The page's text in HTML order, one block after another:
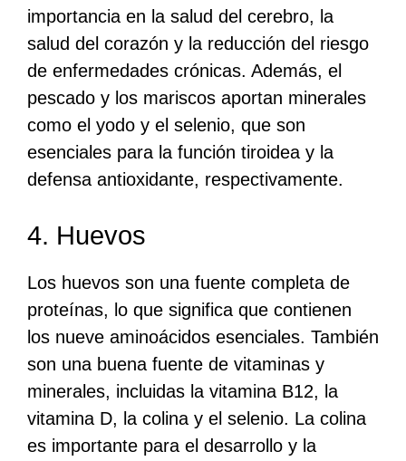
importancia en la salud del cerebro, la
salud del corazón y la reducción del riesgo
de enfermedades crónicas. Además, el
pescado y los mariscos aportan minerales
como el yodo y el selenio, que son
esenciales para la función tiroidea y la
defensa antioxidante, respectivamente.
4. Huevos
Los huevos son una fuente completa de
proteínas, lo que significa que contienen
los nueve aminoácidos esenciales. También
son una buena fuente de vitaminas y
minerales, incluidas la vitamina B12, la
vitamina D, la colina y el selenio. La colina
es importante para el desarrollo y la